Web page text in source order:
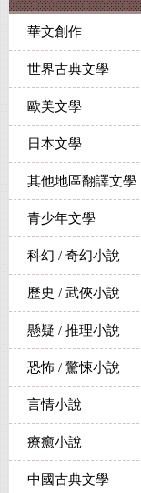
華文創作
世界古典文學
歐美文學
日本文學
其他地區翻譯文學
青少年文學
科幻 / 奇幻小說
歷史 / 武俠小說
懸疑 / 推理小說
恐怖 / 驚悚小說
言情小說
療癒小說
中國古典文學